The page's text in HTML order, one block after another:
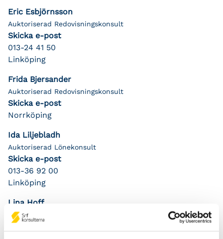
Eric Esbjörnsson
Auktoriserad Redovisningskonsult
Skicka e-post
013-24 41 50
Linköping
Frida Bjersander
Auktoriserad Redovisningskonsult
Skicka e-post
Norrköping
Ida Liljebladh
Auktoriserad Lönekonsult
Skicka e-post
013-36 92 00
Linköping
Lina Hoff
Auktoriserad Lönekonsult
Skicka e-post